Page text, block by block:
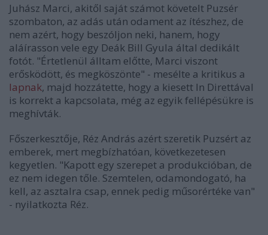
Juhász Marci, akitől saját számot követelt Puzsér
szombaton, az adás után odament az ítészhez, de
nem azért, hogy beszóljon neki, hanem, hogy
aláírasson vele egy Deák Bill Gyula által dedikált
fotót. "Értetlenül álltam előtte, Marci viszont
erősködött, és megköszönte" - mesélte a kritikus a
lapnak, majd hozzátette, hogy a kiesett In Direttával
is korrekt a kapcsolata, még az egyik fellépésükre is
meghívták.
Főszerkesztője, Réz András azért szeretik Puzsért az
emberek, mert megbízhatóan, következetesen
kegyetlen. "Kapott egy szerepet a produkcióban, de
ez nem idegen tőle. Szemtelen, odamondogató, ha
kell, az asztalra csap, ennek pedig műsorértéke van"
- nyilatkozta Réz.